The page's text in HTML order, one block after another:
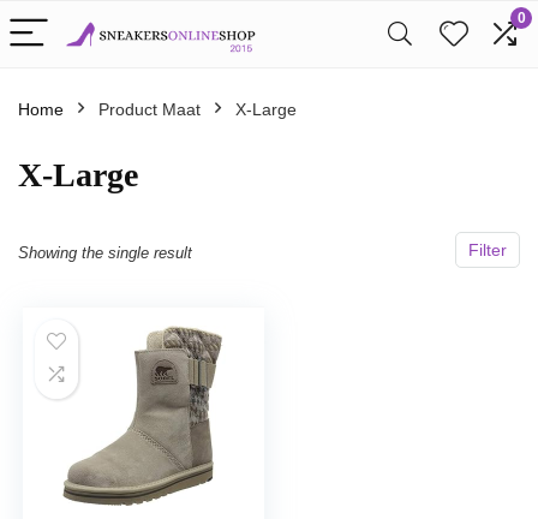
0
Home Product Maat X-Large
X-Large
Filter
Showing the single result